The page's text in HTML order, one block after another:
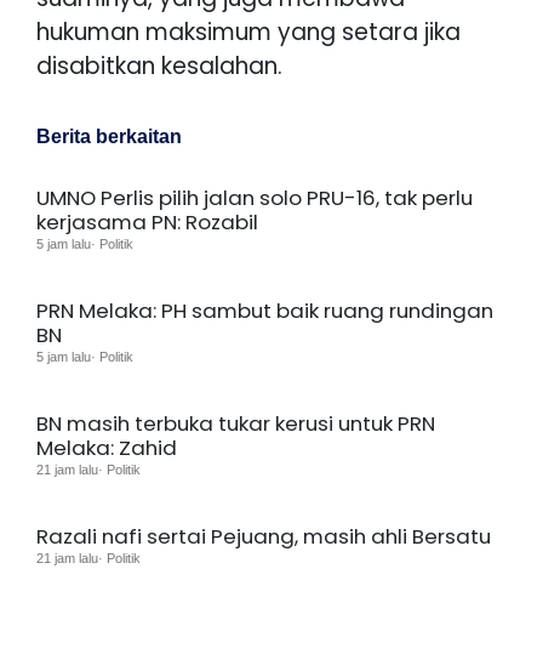
hukuman maksimum yang setara jika
disabitkan kesalahan.
Berita berkaitan
UMNO Perlis pilih jalan solo PRU-16, tak perlu
kerjasama PN: Rozabil
5 jam lalu· Politik
PRN Melaka: PH sambut baik ruang rundingan
BN
5 jam lalu· Politik
BN masih terbuka tukar kerusi untuk PRN
Melaka: Zahid
21 jam lalu· Politik
Razali nafi sertai Pejuang, masih ahli Bersatu
21 jam lalu· Politik